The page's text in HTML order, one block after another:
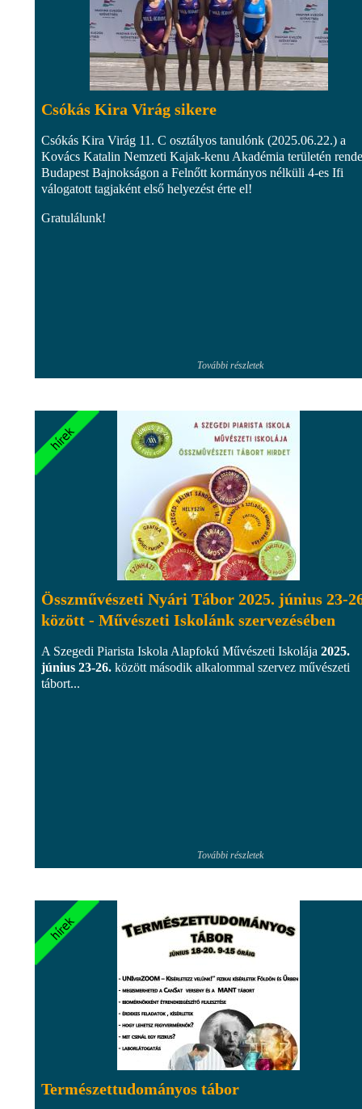
Csókás Kira Virág sikere
Csókás Kira Virág 11. C osztályos tanulónk (2025.06.22.) a
Kovács Katalin Nemzeti Kajak-kenu Akadémia területén
Budapest Bajnokságon a Felnőtt kormányos nélküli 4-es Ifi
válogatott tagjaként első helyezést érte el!
Gratulálunk!
További részletek
Összművészeti Nyári Tábor 2025. június 23-
között - Művészeti Iskolánk szervezésében
A Szegedi Piarista Iskola Alapfokú Művészeti Iskolája 2025.
június 23-26. között második alkalommal szervez művészeti
tábort...
További részletek
Természettudományos tábor